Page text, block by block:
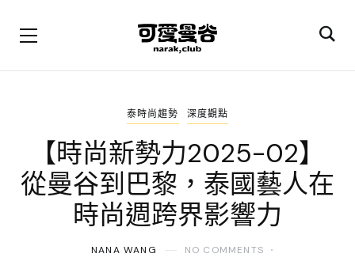
泰時尚趨勢 深度觀點
【時尚新勢力2025-02】
從曼谷到巴黎，泰國藝人在
時尚週跨界影響力
NANA WANG
NO COMMENTS